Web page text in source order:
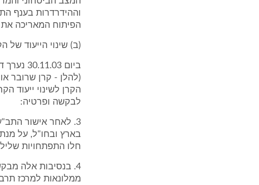
הפיתוח המאריכה את
(ב) שינוי הייעוד של
ביום
(להלן - קרן שרובר
הקרן לשינוי ייעוד
לבקשה ופרטיה:
3. לאחר אישור
בארץ ובחו"ל, על
חלו התפתחויות
4. בנסיבות אלה
ממלונאות למרכז